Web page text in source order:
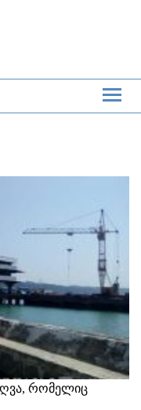
რომელიც